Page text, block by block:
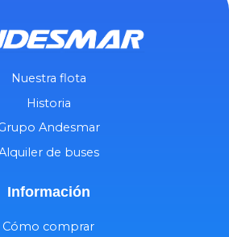
Nuestra flota
Historia
Andesmar
de buses
Información
Cómo comprar